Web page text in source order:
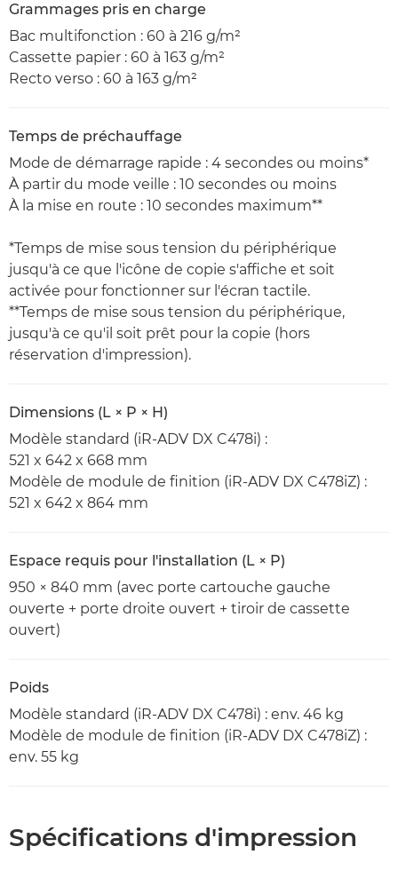
Grammages pris en charge
Bac multifonction : 60 à 216 g/m²
Cassette papier : 60 à 163 g/m²
Recto verso : 60 à 163 g/m²
Temps de préchauffage
Mode de démarrage rapide : 4 secondes ou moins*
À partir du mode veille : 10 secondes ou moins
À la mise en route : 10 secondes maximum**
*Temps de mise sous tension du périphérique
jusqu'à ce que l'icône de copie s'affiche et soit
activée pour fonctionner sur l'écran tactile.
**Temps de mise sous tension du périphérique,
jusqu'à ce qu'il soit prêt pour la copie (hors
réservation d'impression).
Dimensions (L × P × H)
Modèle standard (iR-ADV DX C478i) :
521 x 642 x 668 mm
Modèle de module de finition (iR-ADV DX C478iZ) :
521 x 642 x 864 mm
Espace requis pour l'installation (L × P)
950 × 840 mm (avec porte cartouche gauche
ouverte + porte droite ouvert + tiroir de cassette
ouvert)
Poids
Modèle standard (iR-ADV DX C478i) : env. 46 kg
Modèle de module de finition (iR-ADV DX C478iZ) :
env. 55 kg
Spécifications d'impression